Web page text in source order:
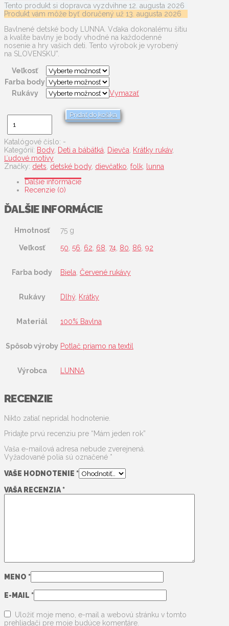
Tento produkt si dopravca vyzdvihne 12. augusta 2026
Produkt vám môže byť doručený už 13. augusta 2026
Bavlnené detské body LUNNA. Vďaka dokonalému šitiu
a kvalite bavlny je body vhodné na každodenné
nosenie a hry vašich deti. Tento výrobok je vyrobený
na SLOVENSKU”.
Veľkosť
Farba body
Rukávy
Vymazať
množstvo
Mám
rok
Pridať do košíka
Katalógové číslo: -
Kategórií: Body Deti a bábätká Dievča Krátky rukáv,
Ľudové motívy
Značky: dets detské body dievčatko folk
lunna
Ďalšie informácie
Recenzie (0)
ĎALŠIE INFORMÁCIE
Hmotnosť 75 g
Veľkosť 50 56 62 68 74 80 86 92
Farba body Biela Červené rukávy
Rukávy Dlhý Krátky
Materiál 100% Bavlna
Spôsob výroby Potlač priamo na textil
Výrobca LUNNA
RECENZIE
Nikto zatiaľ nepridal hodnotenie.
Pridajte prvú recenziu pre “Mám jeden rok”
Vaša e-mailová adresa nebude zverejnená.
Vyžadované polia sú označené *
VAŠE HODNOTENIE *
VAŠA RECENZIA*
MENO *
E-MAIL *
Uložiť moje meno, e-mail a webovú stránku v tomto
prehliadači pre moje budúce komentáre.